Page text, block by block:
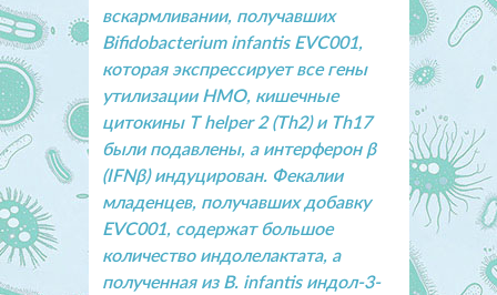
вскармливании, получавших
Bifidobacterium infantis EVC001,
которая экспрессирует все гены
утилизации HMO, кишечные
цитокины T helper 2 (Th2) и Th17
были подавлены, а интерферон β
(IFNβ) индуцирован. Фекалии
младенцев, получавших добавку
EVC001, содержат большое
количество индолелактата, а
полученная из B. infantis индол-3-